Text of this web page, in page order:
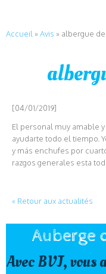
Accueil »Avis » albergue
[04/01/2019]
El personal muy amable
ayudarte todo el tiempo.
y más enchufes por
razgos generales esta
« Retour aux actualités
Auberge
Avec BVJ, vous